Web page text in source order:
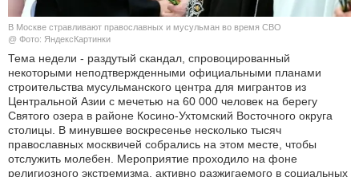
ШОУ-БИЗНЕС
АВТО И МОТО
ЭГОИЗМ
БЛОГ
В Москве стравливают православных и мусульман во время СВО
@ Фото: ЯндексКартинки
Тема недели - раздутый скандал, спровоцированный
некоторыми неподтвержденными официальными планами
строительства мусульманского центра для мигрантов из
Центральной Азии с мечетью на 60 000 человек на берегу
Святого озера в районе Косино-Ухтомский Восточного округа
столицы. В минувшее воскресенье несколько тысяч
православных москвичей собрались на этом месте, чтобы
отслужить молебен. Мероприятие проходило на фоне
религиозного экстремизма, активно разжигаемого в социальных